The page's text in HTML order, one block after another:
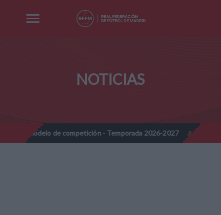
NOTICIAS
modelo de competición - Temporada 2026-2027 // Nota